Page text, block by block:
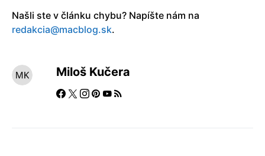
Našli ste v článku chybu? Napíšte nám na
redakcia@macblog.sk.
Miloš Kučera